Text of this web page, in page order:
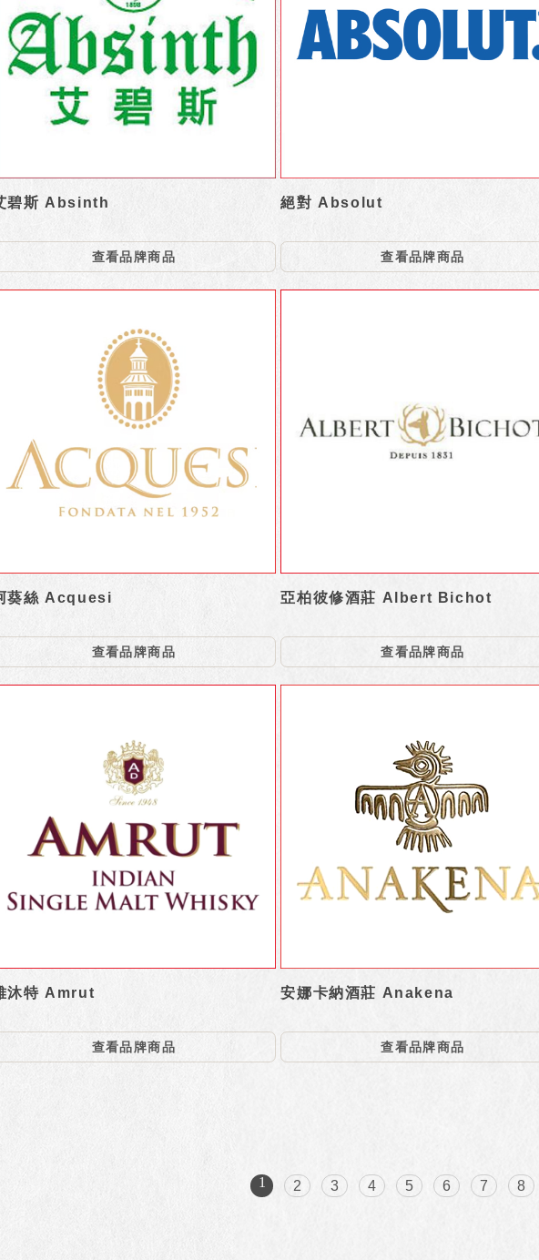
艾碧斯 Absinth
查看品牌商品
絕對 Absolut
查看品牌商品
阿葵絲 Acquesi
查看品牌商品
亞柏彼修酒莊 Albert Bichot
查看品牌商品
雅沐特 Amrut
查看品牌商品
安娜卡納酒莊 Anakena
查看品牌商品
1 2 3 4 5 6 7 8